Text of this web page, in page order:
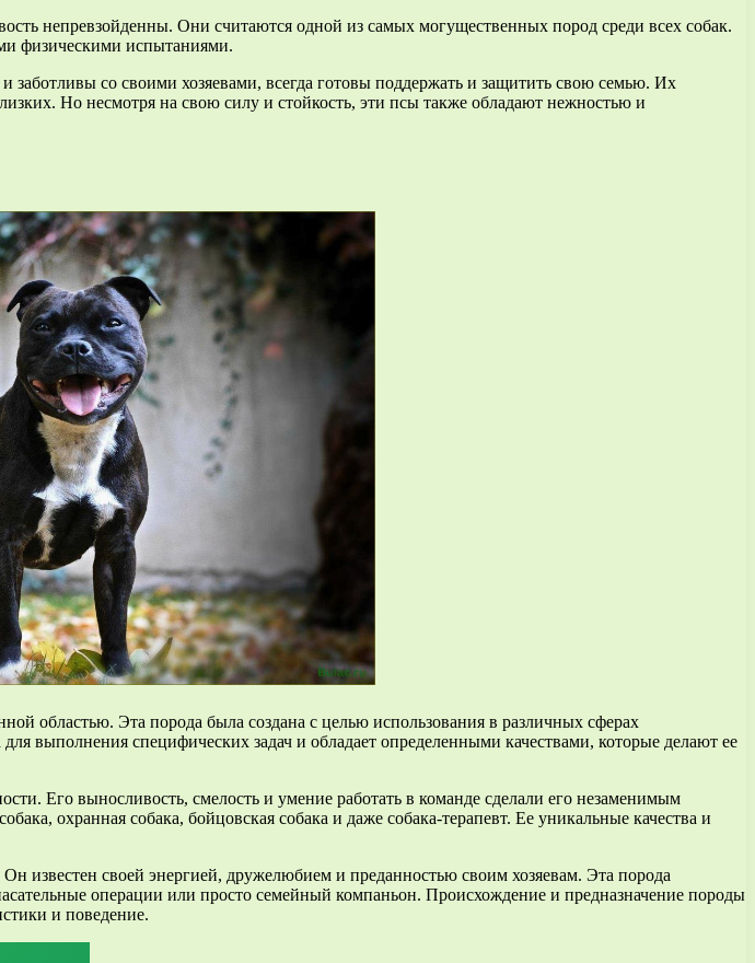
непревзойденны. Они считаются одной из самых могущественных пород среди всех собак.
физическими испытаниями.
со своими хозяевами, всегда готовы поддержать и защитить свою семью. Их
Но несмотря на свою силу и стойкость, эти псы также обладают нежностью и
областью. Эта порода была создана с целью использования в различных сферах
выполнения специфических задач и обладает определенными качествами, которые делают ее
Его выносливость, смелость и умение работать в команде сделали его незаменимым
охранная собака, бойцовская собака и даже собака-терапевт. Ее уникальные качества и
известен своей энергией, дружелюбием и преданностью своим хозяевам. Эта порода
операции или просто семейный компаньон. Происхождение и предназначение породы
и поведение.